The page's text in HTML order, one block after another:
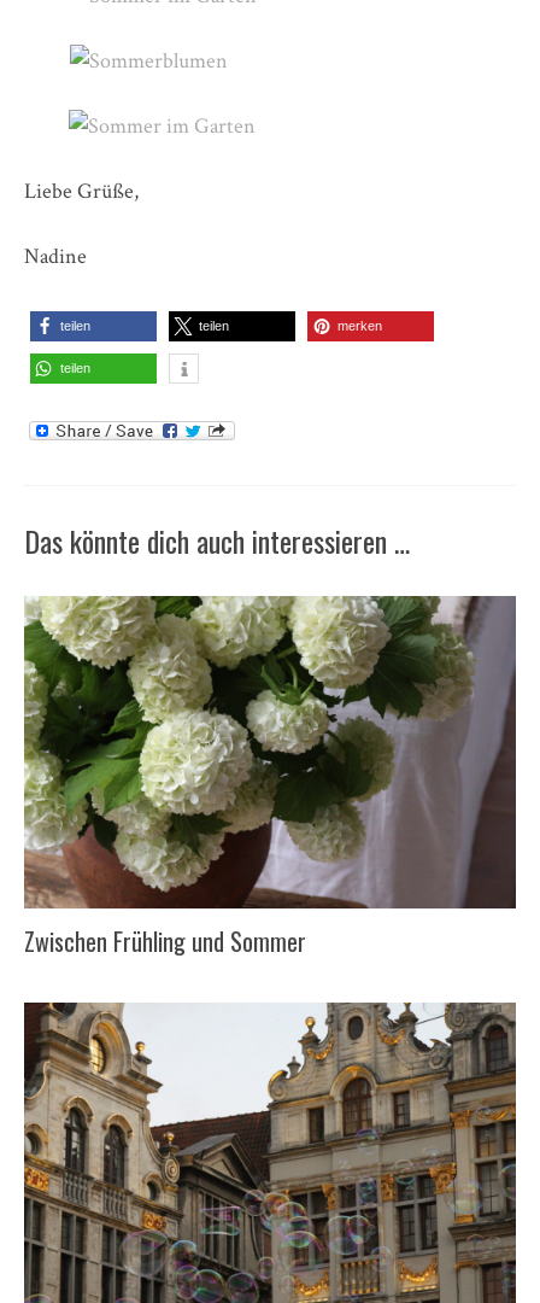
Liebe Grüße,
Nadine
teilen teilen merken
teilen
Das könnte dich auch interessieren …
Zwischen Frühling und Sommer